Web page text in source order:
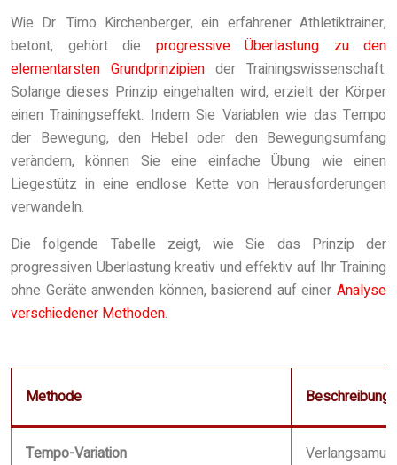
Wie Dr. Timo Kirchenberger, ein erfahrener Athletiktrainer,
betont, gehört die progressive Überlastung zu den
elementarsten Grundprinzipien der Trainingswissenschaft.
Solange dieses Prinzip eingehalten wird, erzielt der Körper
einen Trainingseffekt. Indem Sie Variablen wie das Tempo
der Bewegung, den Hebel oder den Bewegungsumfang
verändern, können Sie eine einfache Übung wie einen
Liegestütz in eine endlose Kette von Herausforderungen
verwandeln.
Die folgende Tabelle zeigt, wie Sie das Prinzip der
progressiven Überlastung kreativ und effektiv auf Ihr Training
ohne Geräte anwenden können, basierend auf einer Analyse
verschiedener Methoden.
Methode Beschreibung
Tempo-Variation